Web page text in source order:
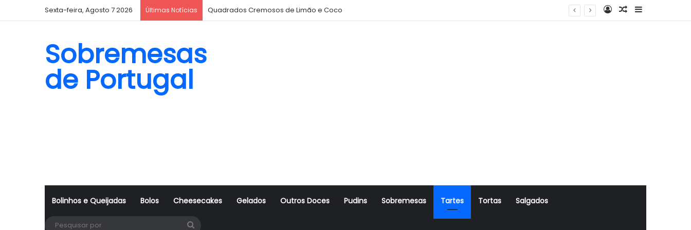
Sexta-feira, Agosto 7 2026 Últimas Notícias Quadrados Cremosos de Limão e Coco Log InArtigo Aleatório
Sidebar
Sobremesas
de Portugal
Bolinhos e Queijadas Bolos Cheesecakes Gelados Outros Doces Pudins Sobremesas Tartes Tortas Salgados